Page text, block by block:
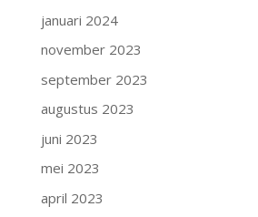
januari 2024
november 2023
september 2023
augustus 2023
juni 2023
mei 2023
april 2023